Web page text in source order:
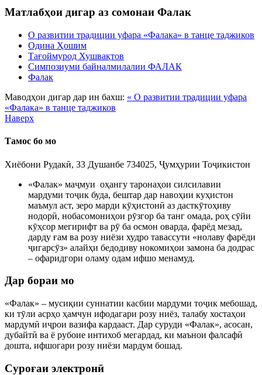
Матлабҳои дигар аз сомонаи Фалак
О развитии традиции уфара «Фалака» в танце таджиков
Одина Ҳошим
Тағоймурод Хушвақтов
Симпозиуми байналмилалии ФАЛАК
Фалак
Маводҳои дигар дар ин бахш: « О развитии традиции уфара
«Фалака» в танце таджиков
Наверх
Тамос бо мо
Хиёбони Рудакӣ, 33 Душанбе 734025, Ҷумҳурии Тоҷикистон
«Фалак» маҷмуи оҳангу таронаҳои силсилавии
мардуми тоҷик буда, бештар дар навоҳии куҳистон
маъмул аст, зеро марди кӯҳистонӣ аз дасткӯтоҳиву
нодорӣ, нобасомониҳои рӯзгор ба танг омада, роҳ сӯйи
кӯҳсор мегирифт ва рӯ ба осмон оварда, фарёд мезад,
дарду ғам ва розу ниёзи худро тавассути «нолаву фарёди
ҷигарсӯз» алайҳи бедодиву нокомиҳои замона ба додрас
– офаридгори оламу одам ифшо менамуд.
Дар бораи мо
«Фалак» – мусиқии суннатии касбии мардуми тоҷик мебошад,
ки тӯли асрҳо ҳамчун ифодагари розу ниёз, талабу хостаҳои
мардумӣ иҷрои вазифа кардааст. Дар суруди «Фалак», асосан,
дубайтӣ ва ё рубоие интихоб мегардад, ки маънои фалсафӣ
дошта, ифшогари розу ниёзи мардум бошад.
Суроғаи электронӣ